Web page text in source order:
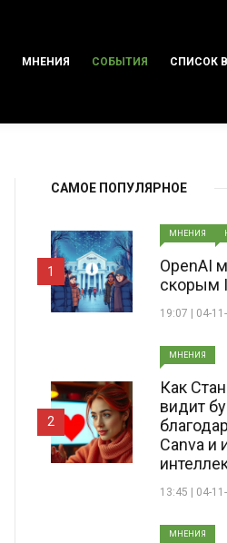
МНЕНИЯ СОБЫТИЯ СПИСОК
САМОЕ ПОПУЛЯРНОЕ
МНЕНИЯ
OpenAI
скорым
19:07 | 04-
1
МНЕНИЯ
Как
видит
Canva и
13:45 | 04-
2
МНЕНИЯ